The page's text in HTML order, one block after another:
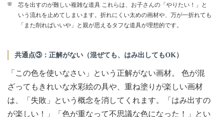
芯を出すのが難しい複雑な道具 これらは、お子さんの「やりたい！」と
いう流れを止めてしまいます。折れにくい太めの画材や、万が一折れても
「また削ればいいや」と親が思えるタフな道具が理想的です。
共通点③：正解がない（混ぜても、はみ出してもOK）
「この色を使いなさい」という正解がない画材。 色が混
ざってもきれいな水彩絵の具や、重ね塗りが楽しい画材
は、「失敗」という概念を消してくれます。「はみ出すの
が楽しい！」「色が重なって不思議な色になった！」とい